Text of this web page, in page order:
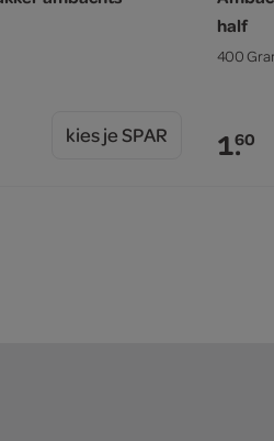
kies je SPAR
half
400
1.60